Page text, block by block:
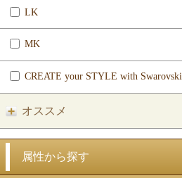
LK
MK
CREATE your STYLE with Swarovski
オススメ
属性から探す